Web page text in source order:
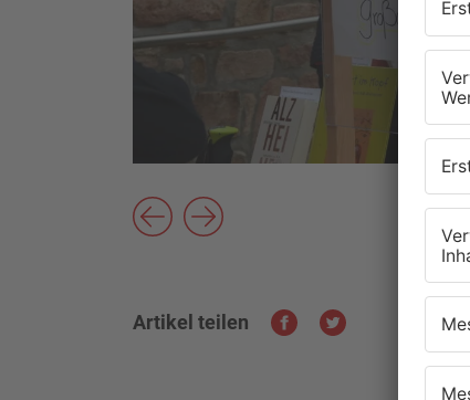
Artikel teilen